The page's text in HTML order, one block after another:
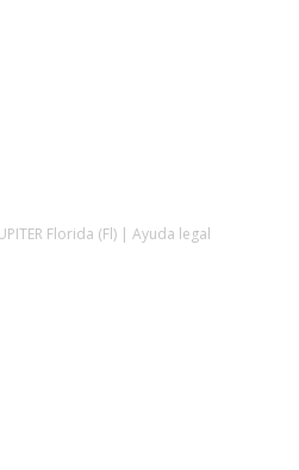
Florida (Fl) | Ayuda legal